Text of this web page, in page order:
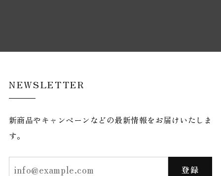
NEWSLETTER
新商品やキャンペーンなどの最新情報をお届けいたしま
す。
登録